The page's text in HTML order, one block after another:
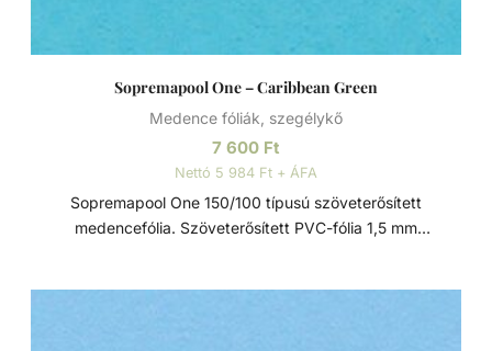
Sopremapool One – Caribbean Green
Medence fóliák, szegélykő
7 600 Ft
Nettó 5 984 Ft + ÁFA
Sopremapool One 150/100 típusú szöveterősített
medencefólia. Szöveterősített PVC-fólia 1,5 mm